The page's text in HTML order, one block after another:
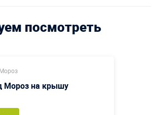
посмотреть
Мороз на крышу